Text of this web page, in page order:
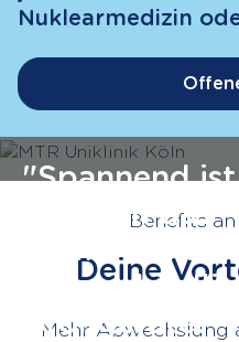
Nuklearmedizin
"Spannend ist
für mich das
Bedienen der
Großgeräte."
Deine
Benefits
Mehr Abwechslung